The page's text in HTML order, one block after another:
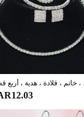
crystals, ensuring a
a special occasion
the other,
The inclusion
قطع